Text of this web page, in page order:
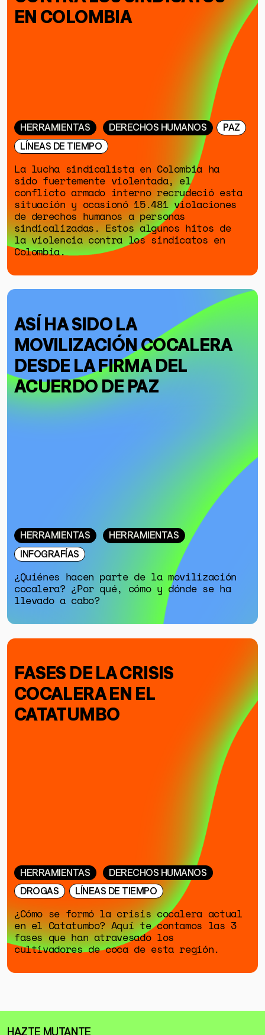
DONACIONES
ESPECIALES
EN COLOMBIA
HERRAMIENTAS DERECHOS HUMANOS
PAZ
LÍNEAS DE TIEMPO
La lucha sindicalista en Colombia ha
sido fuertemente violentada, el
conflicto armado interno recrudeció esta
situación y ocasionó 15.481 violaciones
de derechos humanos a personas
sindicalizadas. Estos algunos hitos de
la violencia contra los sindicatos en
Colombia.
ASÍ HA SIDO LA
MOVILIZACIÓN COCALERA
DESDE LA FIRMA DEL
ACUERDO DE PAZ
HERRAMIENTAS
HERRAMIENTAS
INFOGRAFÍAS
¿Quiénes hacen parte de la movilización
cocalera? ¿Por qué, cómo y dónde se ha
llevado a cabo?
FASES DE LA CRISIS
COCALERA EN EL
CATATUMBO
HERRAMIENTAS
DERECHOS HUMANOS
DROGAS
LÍNEAS DE TIEMPO
¿Cómo se formó la crisis cocalera actual
en el Catatumbo? Aquí te contamos las 3
fases que han atravesado los
cultivadores de coca de esta región.